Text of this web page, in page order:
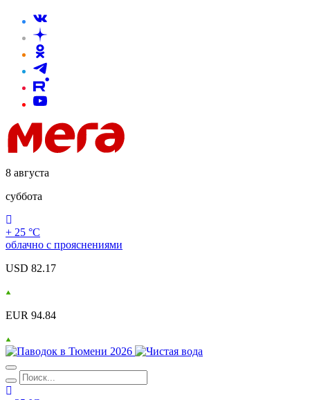
8 августа
суббота
+ 25 °С
облачно с прояснениями
USD 82.17
EUR 94.84